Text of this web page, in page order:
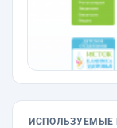
ИСПОЛЬЗУЕМЫЕ